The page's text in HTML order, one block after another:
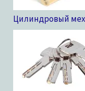
Цилиндровый